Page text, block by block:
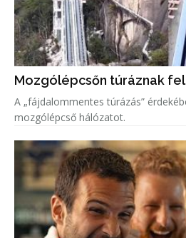
Mozgólépcsőn túráznak
A „fájdalommentes túrázás”
mozgólépcső hálózatot.